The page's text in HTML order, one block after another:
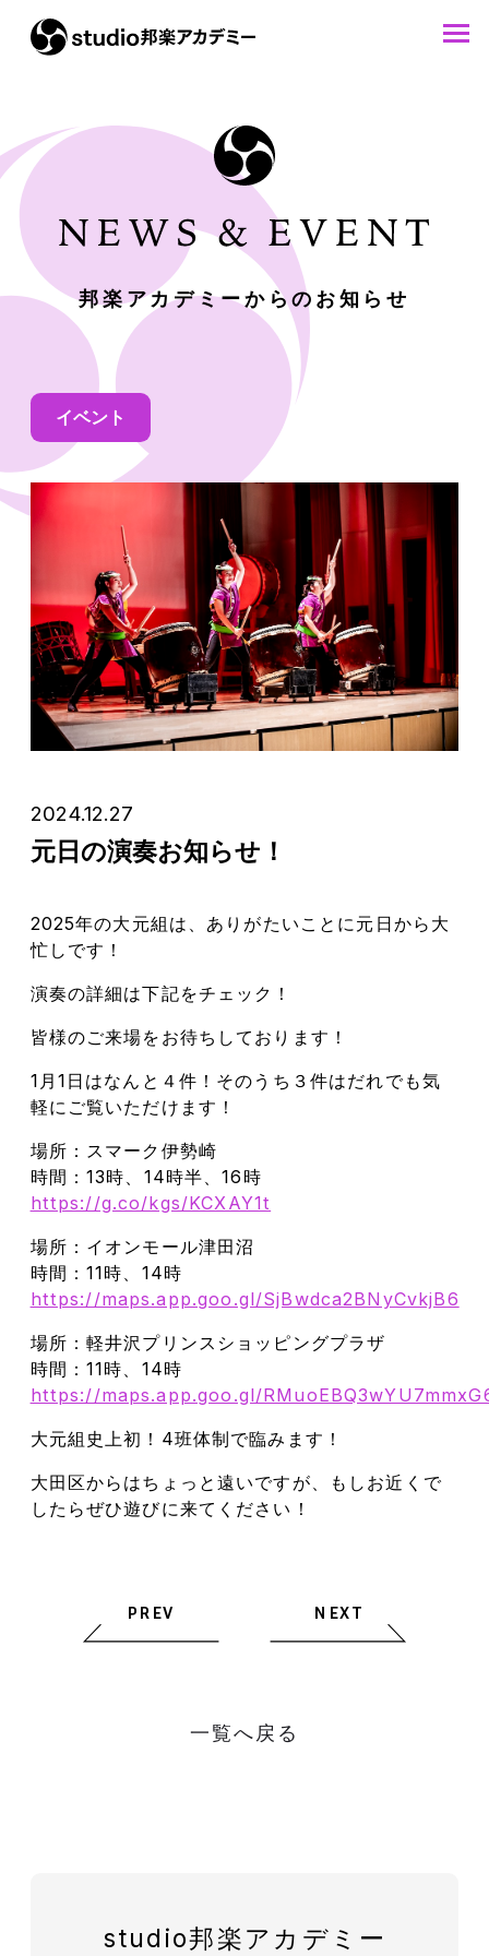
邦楽アカデミーからのお知らせ
イベント
2024.12.27
元日の演奏お知らせ！
2025年の大元組は、ありがたいことに元日から大
忙しです！
演奏の詳細は下記をチェック！
皆様のご来場をお待ちしております！
1月1日はなんと４件！そのうち３件はだれでも気
軽にご覧いただけます！
場所：スマーク伊勢崎
時間：13時、14時半、16時
https://g.co/kgs/KCXAY1t
場所：イオンモール津田沼
時間：11時、14時
https://maps.app.goo.gl/SjBwdca2BNyCvkjB6
場所：軽井沢プリンスショッピングプラザ
時間：11時、14時
https://maps.app.goo.gl/
大元組史上初！4班体制で臨みます！
大田区からはちょっと遠いですが、もしお近くで
したらぜひ遊びに来てください！
PREV NEXT
一覧へ戻る
studio邦楽アカデミー